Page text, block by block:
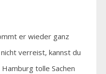
er wieder ganz
verreist, kannst du
tolle Sachen